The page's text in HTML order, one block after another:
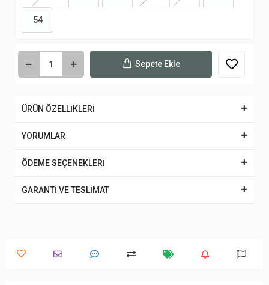
54
Sepete Ekle
ÜRÜN ÖZELLİKLERİ
YORUMLAR
ÖDEME SEÇENEKLERİ
GARANTİ VE TESLİMAT